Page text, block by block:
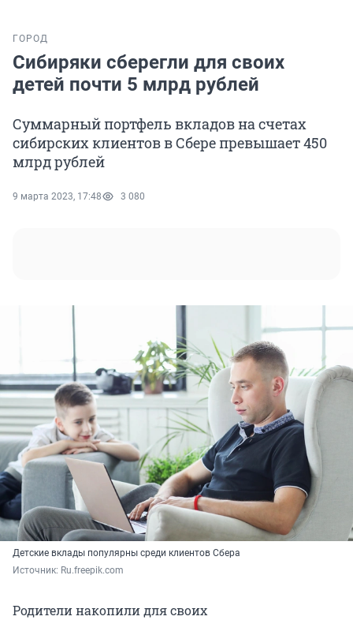
ГОРОД
Сибиряки сберегли для своих
детей почти 5 млрд рублей
Суммарный портфель вкладов на счетах
сибирских клиентов в Сбере превышает 450
млрд рублей
9 марта 2023, 17:48 3 080
Детские вклады популярны среди клиентов Сбера
Источник: Ru.freepik.com
Родители накопили для своих